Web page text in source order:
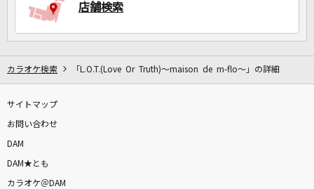
店舗検索
カラオケ検索 「L.O.T.(Love Or Truth)～maison de m-flo～」の詳細
サイトマップ
お問い合わせ
DAM
DAM★とも
カラオケ＠DAM